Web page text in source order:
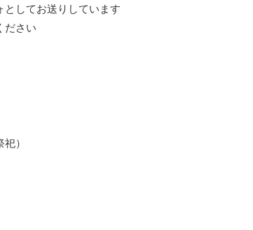
してお送りしています
ださい
）